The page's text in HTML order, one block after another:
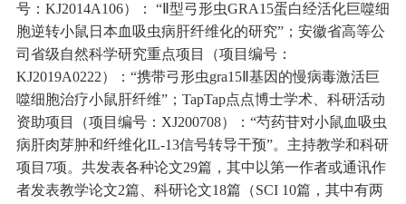
号： KJ2014A106）： “Ⅱ型弓形虫GRA15蛋白经活化巨噬细
胞逆转小鼠日本血吸虫病肝纤维化的研究”；安徽省高等公
司省级自然科学研究重点项目（项目编号：
KJ2019A0222）： “携带弓形虫gra15Ⅱ基因的慢病毒激活巨
噬细胞治疗小鼠肝纤维”；TapTap点点博士学术、科研活动
资助项目
（项目 编号： XJ200708） ： “芍药苷对小鼠血吸虫
病肝肉芽肿和纤维化IL-13信号转导干预”。主持教学和科研
项目 7项。共发表各种论文29篇，其中以第一作者或通讯作
者发表教学论文2篇、科研论文18篇（SCI 10篇，其中有两